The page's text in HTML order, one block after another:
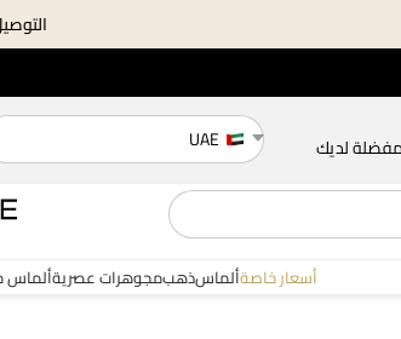
لديك UAE
أسعار خاصةألماسذهبمجوهرات عصريةألماس